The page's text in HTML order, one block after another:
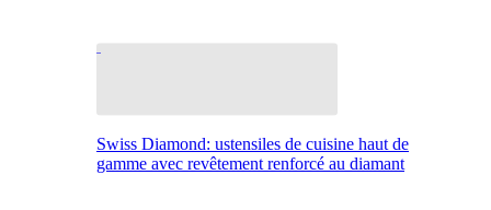
Swiss Diamond: ustensiles de cuisine haut de
gamme avec revêtement renforcé au diamant